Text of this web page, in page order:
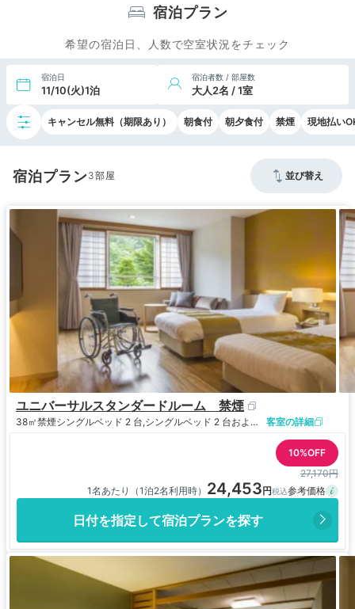
宿泊プラン
希望の宿泊日、人数で空室状況をチェック
宿泊日
11/10(火)1泊
宿泊者数 / 部屋数
大人2名 / 1室
キャンセル無料（期限あり） 朝食付 朝夕食付 禁煙 現地払い
宿泊プラン3 並び替え
ユニバーサルスタンダードルーム 禁煙
38㎡禁煙 シングルベッド 2 台,シングルベッド 2 台およびシングル布団 2 組 客室の詳細
10%OFF
27,170円
1名あたり（1泊2名利用時） 24,453
日付を指定して宿泊プランを探す